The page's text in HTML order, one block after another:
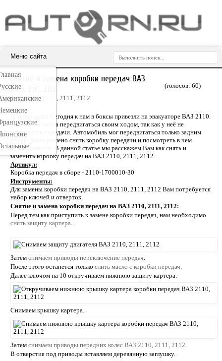
Меню сайта
(голосов: 60)
Снятие и замена коробки передач ВАЗ
2110, 2111, 2112
Категория: , 2111, 2112
Добрый день. Сегодня к нам в боксы привезли на эвакуаторе ВАЗ 2110.
Машина не могла передвигаться своим ходом, так как у неё не
включались передачи. Автомобиль мог передвигаться только задним
ходом. Было решено снять коробку передачи и посмотреть в чем
неисправность. В данной статье мы расскажем Вам как снять и
заменить коробку передач на ВАЗ 2110, 2111, 2112.
Артикул:
Коробка передач в сборе - 2110-1700010-30
Инструменты:
Для замены коробки передач на ВАЗ 2110, 2111, 2112 Вам потребуется
набор ключей и отверток.
Снятие и замена коробки передач на ВАЗ 2110, 2111, 2112:
Перед тем как приступить к замене коробки передач, нам необходимо
снять защиту картера.
Затем снимаем приводы переключение передач.
После этого останется только слить масло с коробки передач.
Далее ключом на 10 откручиваем нижнюю защиту картера.
Снимаем крышку картера.
Затем снимаем приводы передних колес ВАЗ 2110, 2111, 2112.
В отверстия под приводы вставляем деревянную заглушку.